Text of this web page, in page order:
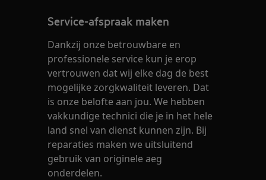
Service-afspraak maken
Dankzij onze betrouwbare en
professionele service kun je erop
vertrouwen dat wij elke dag de best
mogelijke zorgkwaliteit leveren. Dat
is onze belofte aan jou. We hebben
vakkundige technici die je in het hele
land snel van dienst kunnen zijn. Bij
reparaties maken we uitsluitend
gebruik van originele aeg
onderdelen.